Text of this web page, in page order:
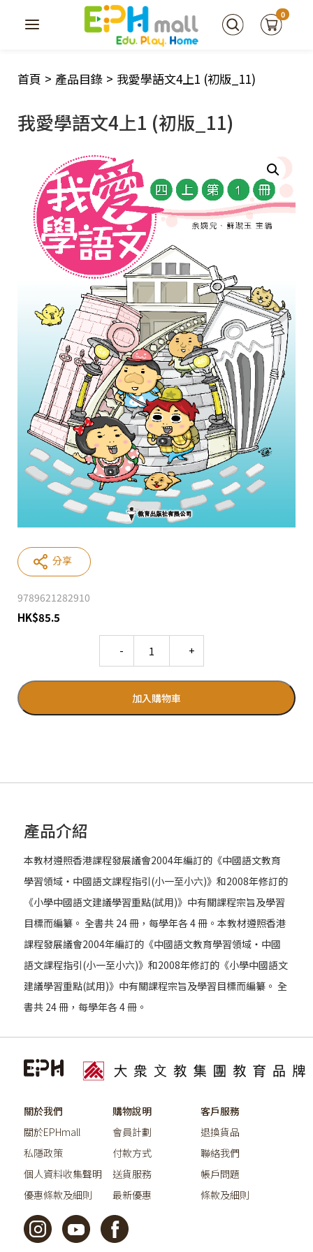
0
首頁 > 產品目錄 > 我愛學語文4上1 (初版_11)
我愛學語文4上1 (初版_11)
9789621282910
HK$85.5
加入購物車
分享
產品介紹
本教材遵照香港課程發展議會2004年編訂的《中國語文教育
學習領域‧中國語文課程指引(小一至小六)》和2008年修訂的
《小學中國語文建議學習重點(試用)》中有關課程宗旨及學習
目標而編纂。 全書共 24 冊，每學年各 4 冊。本教材遵照香港
課程發展議會2004年編訂的《中國語文教育學習領域‧中國
語文課程指引(小一至小六)》和2008年修訂的《小學中國語文
建議學習重點(試用)》中有關課程宗旨及學習目標而編纂。 全
書共 24 冊，每學年各 4 冊。
關於我們
關於EPHmall
私隱政策
個人資料收集聲明
優惠條款及細則
購物說明
會員計劃
付款方式
送貨服務
最新優惠
客戶服務
退換貨品
聯絡我們
帳戶問題
條款及細則